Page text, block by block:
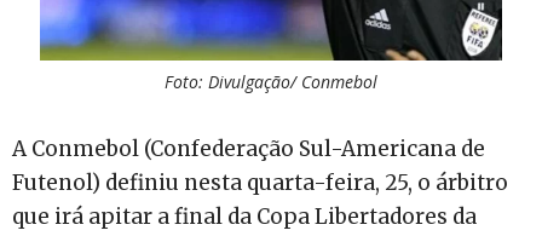
Foto: Divulgação/ Conmebol
A Conmebol (Confederação Sul-Americana de
Futenol) definiu nesta quarta-feira, 25, o árbitro
que irá apitar a final da Copa Libertadores da